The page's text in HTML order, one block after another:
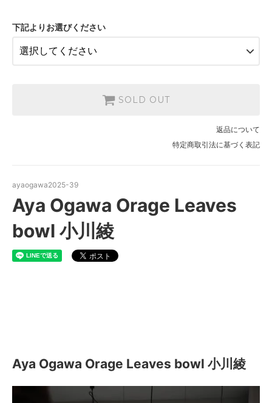
下記よりお選びください
SOLD OUT
返品について
特定商取引法に基づく表記
ayaogawa2025-39
Aya Ogawa Orage Leaves
bowl 小川綾
Aya Ogawa Orage Leaves bowl 小川綾